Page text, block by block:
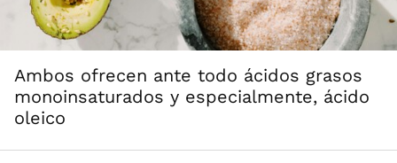
Ambos ofrecen ante todo ácidos grasos
monoinsaturados y especialmente, ácido
oleico